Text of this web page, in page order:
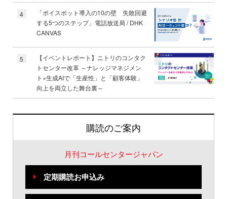
4
「ボイスボット導入の10の壁 失敗回避
する5つのステップ」電話放送局 / DHK
CANVAS
5
【イベントレポート】ニトリのコンタク
トセンター改革 ～ナレッジマネジメン
ト×生成AIで「生産性」と「顧客体験」
向上を両立した舞台裏～
購読のご案内
月刊コールセンタージャパン
定期購読お申込み